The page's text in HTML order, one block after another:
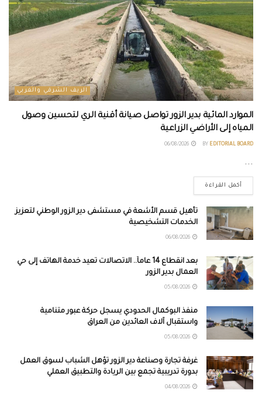
الريف الشرقي والغربي
الموارد المائية بدير الزور تواصل صيانة أقنية الري لتحسين وصول
المياه إلى الأراضي الزراعية
BY EDITORIAL BOARD
...
أكمل القراءة
تأهيل قسم الأشعة في مستشفى دير الزور الوطني لتعزيز
الخدمات التشخيصية
بعد انقطاع 14 عاماً.. الاتصالات تعيد خدمة الهاتف إلى حي
العمال بدير الزور
منفذ البوكمال الحدودي يسجل حركة عبور متنامية
واستقبال آلاف العائدين من العراق
غرفة تجارة وصناعة دير الزور تؤهل الشباب لسوق العمل
بدورة تدريبية تجمع بين الريادة والتطبيق العملي